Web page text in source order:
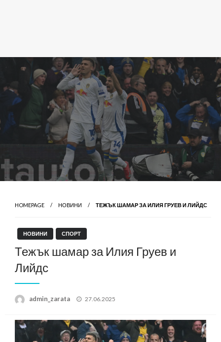
HOMEPAGE НОВИНИ ТЕЖЪК ШАМАР ЗА ИЛИЯ ГРУЕВ И ЛИЙДС
НОВИНИ СПОРТ
Тежък шамар за Илия Груев и
Лийдс
admin_zarata
Posted
27.06.2025